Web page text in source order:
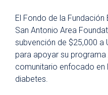
El Fondo de la
San Antonio Area
subvención de $25,000 a
para apoyar su
comunitario enfocado en
diabetes.